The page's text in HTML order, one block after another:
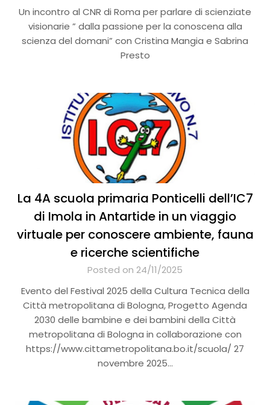
Un incontro al CNR di Roma per parlare di scienziate
visionarie ” dalla passione per la conoscena alla
scienza del domani” con Cristina Mangia e Sabrina
Presto
La 4A scuola primaria Ponticelli dell’IC7
di Imola in Antartide in un viaggio
virtuale per conoscere ambiente, fauna
e ricerche scientifiche
Posted on 24/11/2025
Evento del Festival 2025 della Cultura Tecnica della
Città metropolitana di Bologna, Progetto Agenda
2030 delle bambine e dei bambini della Città
metropolitana di Bologna in collaborazione con
https://www.cittametropolitana.bo.it/scuola/ 27
novembre 2025…